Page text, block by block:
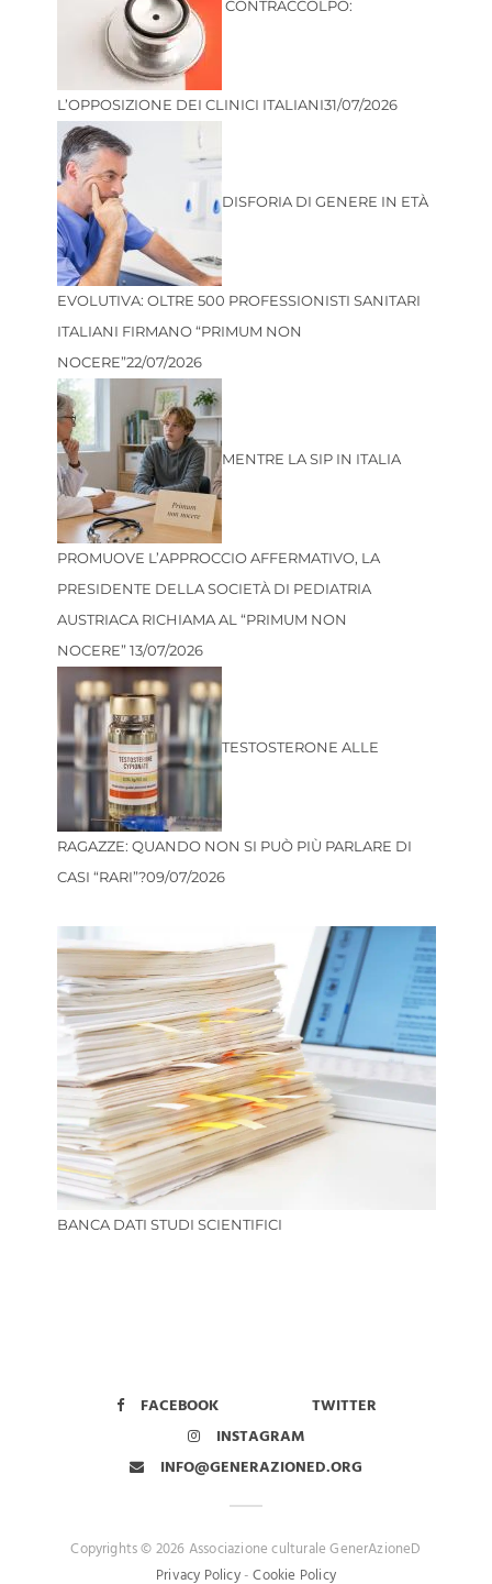
CONTRACCOLPO:
L’OPPOSIZIONE DEI CLINICI ITALIANI31/07/2026
DISFORIA DI GENERE IN ETÀ
EVOLUTIVA: OLTRE 500 PROFESSIONISTI SANITARI
ITALIANI FIRMANO “PRIMUM NON
NOCERE”22/07/2026
MENTRE LA SIP IN ITALIA
PROMUOVE L’APPROCCIO AFFERMATIVO, LA
PRESIDENTE DELLA SOCIETÀ DI PEDIATRIA
AUSTRIACA RICHIAMA AL “PRIMUM NON
NOCERE”13/07/2026
TESTOSTERONE ALLE
RAGAZZE: QUANDO NON SI PUÒ PIÙ PARLARE DI
CASI “RARI”?09/07/2026
BANCA DATI STUDI SCIENTIFICI
FACEBOOK
TWITTER
INSTAGRAM
INFO@GENERAZIONED.ORG
Copyrights © 2026 Associazione culturale GenerAzioneD
Privacy Policy-Cookie Policy